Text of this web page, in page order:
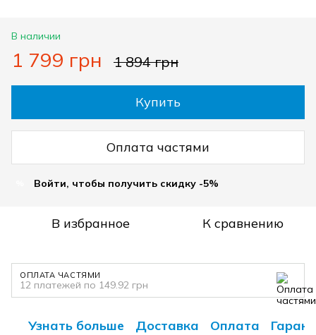
В наличии
1 799 грн 1 894 грн
Купить
Оплата частями
Войти, чтобы получить скидку -5%
В избранное К сравнению
ОПЛАТА ЧАСТЯМИ
12 платежей по 149.92 грн
Узнать больше Доставка Оплата